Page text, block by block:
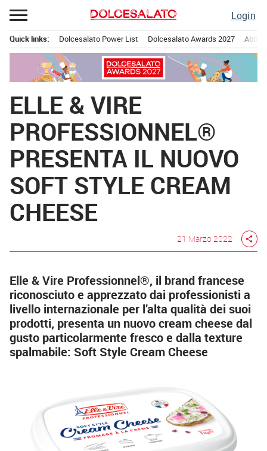
Passa
al
contenuto
Login
principale
Quick links: Dolcesalato Power List Dolcesalato Awards 2027
ELLE & VIRE
PROFESSIONNEL®
PRESENTA IL NUOVO
SOFT STYLE CREAM
CHEESE
21 Marzo 2022 share
Elle & Vire Professionnel®, il brand francese
riconosciuto e apprezzato dai professionisti a
livello internazionale per l’alta qualità dei suoi
prodotti, presenta un nuovo cream cheese dal
gusto particolarmente fresco e dalla texture
spalmabile: Soft Style Cream Cheese